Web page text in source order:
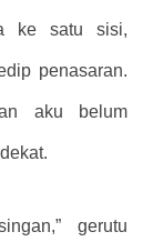
ke satu sisi,
penasaran.
aku belum
gerutu